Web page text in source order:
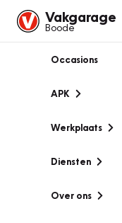
Vakgarage
Boode
Occasions
APK
Werkplaats
Diensten
Over ons